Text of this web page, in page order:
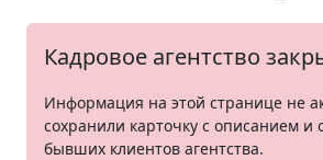
Кадровое агентство
Информация на этой странице не
сохранили карточку с описанием и
бывших клиентов агентства.